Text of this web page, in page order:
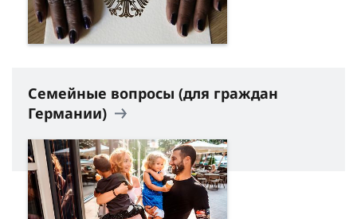
Семейные вопросы (для граждан
Германии)